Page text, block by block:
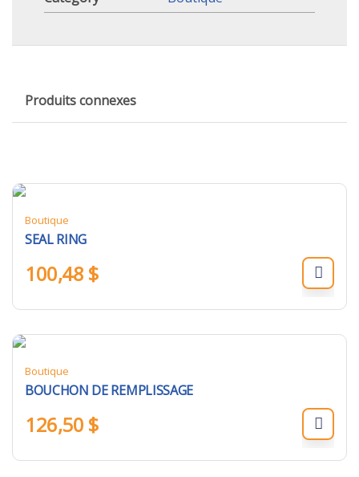
Produits connexes
Boutique
SEAL RING
100,48 $
Boutique
BOUCHON DE REMPLISSAGE
126,50 $